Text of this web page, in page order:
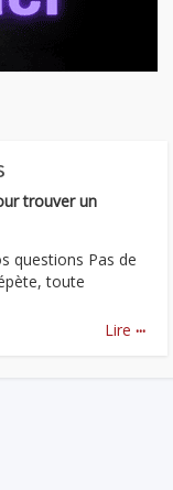
trouver un
questions Pas de
toute
Lire ...